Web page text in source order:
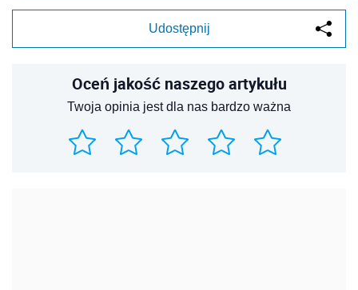
Udostępnij
Oceń jakość naszego artykułu
Twoja opinia jest dla nas bardzo ważna